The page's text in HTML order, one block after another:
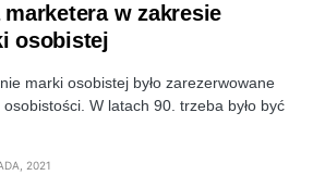
w zakresie
osobistej
marki osobistej było zarezerwowane
W latach 90. trzeba było być
2021